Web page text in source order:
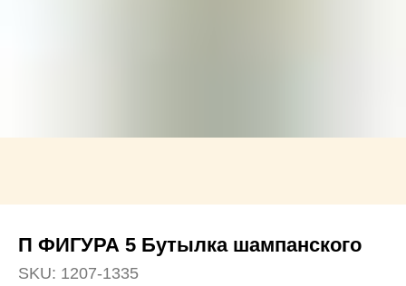
П ФИГУРА 5 Бутылка шампанского
SKU: 1207-1335